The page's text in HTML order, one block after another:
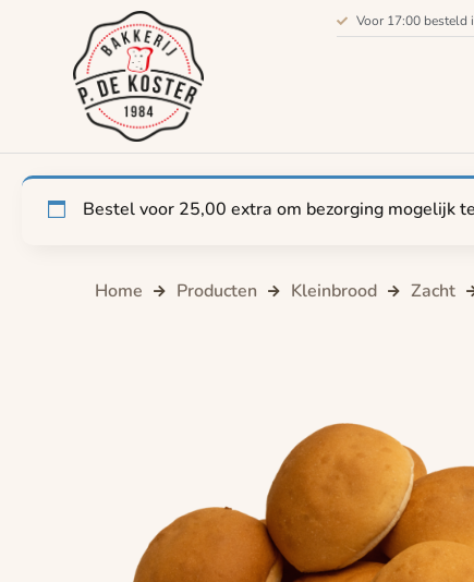
Voor 17:00 besteld
Bestel voor 25,00 extra om bezorging mogelijk
Home Producten Kleinbrood Zacht